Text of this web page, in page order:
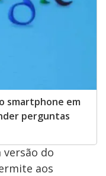
smartphone em
perguntas
versão do
aos